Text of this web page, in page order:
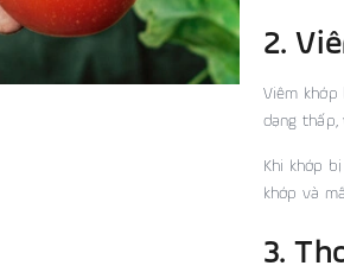
2.
Viêm khớp
dạng thấp,
Khi khớp
khớp và
3.